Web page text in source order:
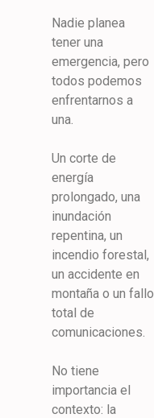
Nadie planea
tener una
emergencia, pero
todos podemos
enfrentarnos a
una.
Un corte de
energía
prolongado, una
inundación
repentina, un
incendio forestal,
un accidente en
montaña o un fallo
total de
comunicaciones.
No tiene
importancia el
contexto: la